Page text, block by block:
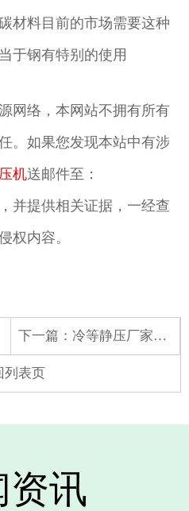
材料目前的市场需要这种
于钢有特别的使用
网络，本网站不拥有所有
。如果您发现本站中有涉
机送邮件至：
并提供相关证据，一经查
权内容。
下一篇： 冷等静压厂家带您了解等静压机厂家分析影响等静压机的因素有哪些
列表页
资讯